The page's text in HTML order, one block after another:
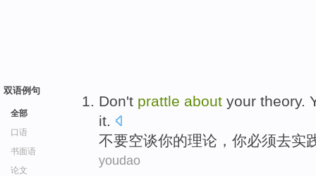
双语例句
全部
口语
书面语
论文
Don't prattle about your theory.
it.
不要空谈你的理论 ， 你必须去实
youdao